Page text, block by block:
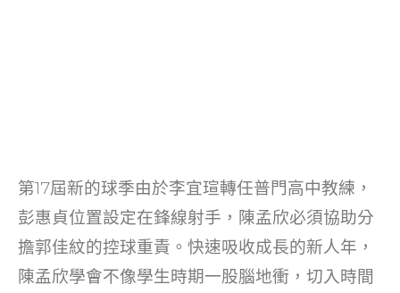
第17屆新的球季由於李宜瑄轉任普門高中教練，
彭惠貞位置設定在鋒線射手，陳孟欣必須協助分
擔郭佳紋的控球重責。快速吸收成長的新人年，
陳孟欣學會不像學生時期一股腦地衝，切入時間